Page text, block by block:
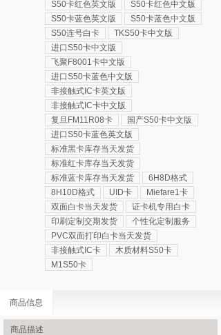
S50卡红色英文版
S50卡红色中文版
S50卡蓝色英文版
S50卡蓝色中文版
S50连号白卡
TKS50卡中文版
进口S50卡中文版
飞聚F8001卡中文版
进口S50卡蓝色中文版
非接触式IC卡英文版
非接触式IC卡中文版
复旦FM11R08卡
国产S50卡中文版
进口S50卡蓝色英文版
标准黑卡库存当天发货
标准红卡库存当天发货
标准蓝卡库存当天发货
6H8D格式
8H10D格式
UID卡
Miefare1卡
双面白卡当天发货
证卡机专用白卡
印刷定制交期发货
个性化定制服务
PVC双面打印白卡当天发货
非接触式IC卡
木质材料S50卡
M1S50卡
商品信息
商品描述